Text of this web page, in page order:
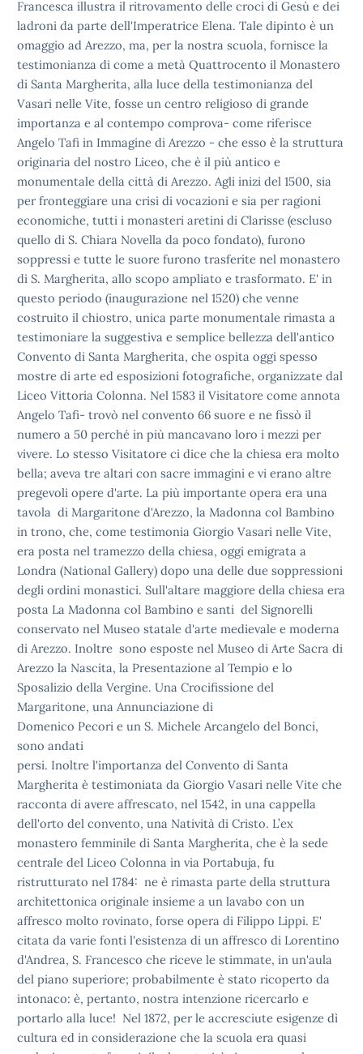
Francesca illustra il ritrovamento delle croci di Gesù e dei
ladroni da parte dell'Imperatrice Elena. Tale dipinto è un
omaggio ad Arezzo, ma, per la nostra scuola, fornisce la
testimonianza di come a metà Quattrocento il Monastero
di Santa Margherita, alla luce della testimonianza del
Vasari nelle Vite, fosse un centro religioso di grande
importanza e al contempo comprova- come riferisce
Angelo Tafi in Immagine di Arezzo - che esso è la struttura
originaria del nostro Liceo, che è il più antico e
monumentale della città di Arezzo. Agli inizi del 1500, sia
per fronteggiare una crisi di vocazioni e sia per ragioni
economiche, tutti i monasteri aretini di Clarisse (escluso
quello di S. Chiara Novella da poco fondato), furono
soppressi e tutte le suore furono trasferite nel monastero
di S. Margherita, allo scopo ampliato e trasformato. E' in
questo periodo (inaugurazione nel 1520) che venne
costruito il chiostro, unica parte monumentale rimasta a
testimoniare la suggestiva e semplice bellezza dell'antico
Convento di Santa Margherita, che ospita oggi spesso
mostre di arte ed esposizioni fotografiche, organizzate dal
Liceo Vittoria Colonna. Nel 1583 il Visitatore come annota
Angelo Tafi- trovò nel convento 66 suore e ne fissò il
numero a 50 perché in più mancavano loro i mezzi per
vivere. Lo stesso Visitatore ci dice che la chiesa era molto
bella; aveva tre altari con sacre immagini e vi erano altre
pregevoli opere d'arte. La più importante opera era una
tavola di Margaritone d'Arezzo, la Madonna col Bambino
in trono, che, come testimonia Giorgio Vasari nelle Vite,
era posta nel tramezzo della chiesa, oggi emigrata a
Londra (National Gallery) dopo una delle due soppressioni
degli ordini monastici. Sull'altare maggiore della chiesa era
posta La Madonna col Bambino e santi del Signorelli
conservato nel Museo statale d'arte medievale e moderna
di Arezzo. Inoltre sono esposte nel Museo di Arte Sacra di
Arezzo la Nascita, la Presentazione al Tempio e lo
Sposalizio della Vergine. Una Crocifissione del
Margaritone, una Annunciazione di
Domenico Pecori e un S. Michele Arcangelo del Bonci,
sono andati
persi. Inoltre l'importanza del Convento di Santa
Margherita è testimoniata da Giorgio Vasari nelle Vite che
racconta di avere affrescato, nel 1542, in una cappella
dell'orto del convento, una Natività di Cristo. L’ex
monastero femminile di Santa Margherita, che è la sede
centrale del Liceo Colonna in via Portabuja, fu
ristrutturato nel 1784: ne è rimasta parte della struttura
architettonica originale insieme a un lavabo con un
affresco molto rovinato, forse opera di Filippo Lippi. E'
citata da varie fonti l'esistenza di un affresco di Lorentino
d'Andrea, S. Francesco che riceve le stimmate, in un'aula
del piano superiore; probabilmente è stato ricoperto da
intonaco: è, pertanto, nostra intenzione ricercarlo e
portarlo alla luce! Nel 1872, per le accresciute esigenze dì
cultura ed in considerazione che la scuola era quasi